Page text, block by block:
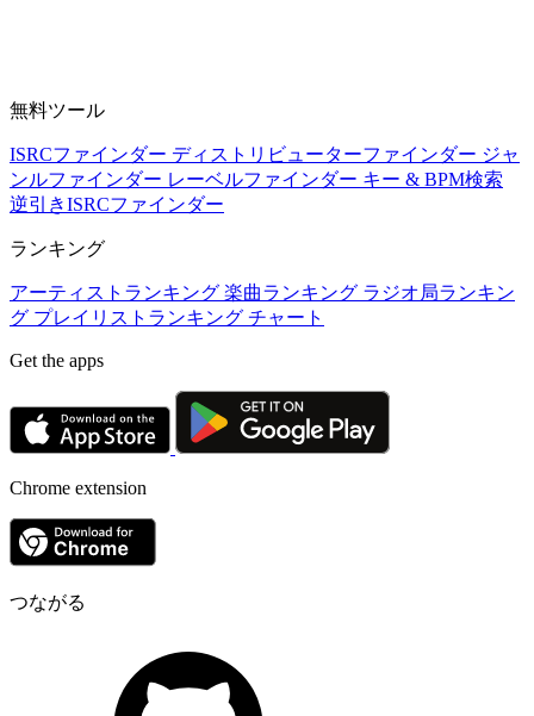
無料ツール
ISRCファインダー ディストリビューターファインダー ジャ
ンルファインダー レーベルファインダー キー & BPM検索
逆引きISRCファインダー
ランキング
アーティストランキング 楽曲ランキング ラジオ局ランキン
グ プレイリストランキング チャート
Get the apps
Chrome extension
つながる